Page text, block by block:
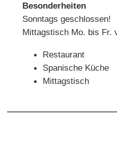
Besonderheiten
Sonntags geschlossen!
Mittagstisch Mo. bis Fr.
Restaurant
Spanische Küche
Mittagstisch